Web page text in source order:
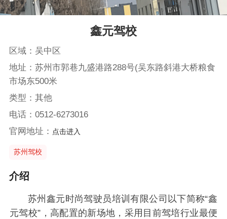
鑫元驾校
区域：吴中区
地址：苏州市郭巷九盛港路288号(吴东路斜港大桥粮食
市场东500米
类型：其他
电话：0512-6273016
官网地址： 点击进入
苏州驾校
介绍
苏州鑫元时尚驾驶员培训有限公司以下简称“鑫
元驾校”，高配置的新场地，采用目前驾培行业最便